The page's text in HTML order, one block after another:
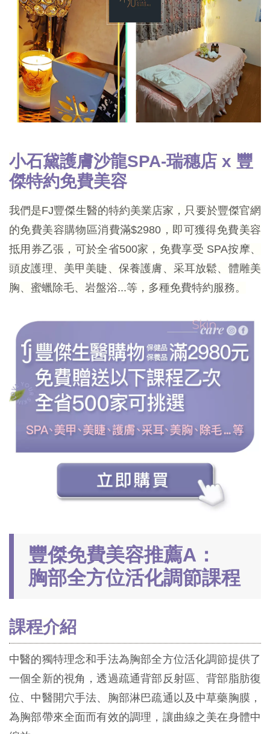
小石黛護膚沙龍SPA-瑞穗店 x 豐
傑特約免費美容
我們是FJ豐傑生醫的特約美業店家，只要於豐傑官網
的免費美容購物區消費滿$2980，即可獲得免費美容
抵用券乙張，可於全省500家，免費享受 SPA按摩、
頭皮護理、美甲美睫、保養護膚、采耳放鬆、體雕美
胸、蜜蠟除毛、岩盤浴...等，多種免費特約服務。
豐傑免費美容推薦A：
胸部全方位活化調節課程
課程介紹
中醫的獨特理念和手法為胸部全方位活化調節提供了
一個全新的視角，透過疏通背部反射區、背部脂肪復
位、中醫開穴手法、胸部淋巴疏通以及中草藥胸膜，
為胸部帶來全面而有效的調理，讓曲線之美在身體中